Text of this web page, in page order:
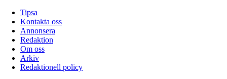
Tipsa
Kontakta oss
Annonsera
Redaktion
Om oss
Arkiv
Redaktionell policy